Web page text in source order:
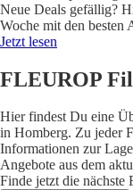
Neue Deals gefällig?
Woche mit den
Jetzt lesen
FLEUROP
Hier findest Du eine
in Homberg. Zu jeder
Informationen zur
Angebote aus dem
Finde jetzt die